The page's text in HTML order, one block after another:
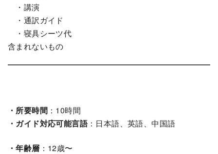
・講演
・通訳ガイド
・寝具シーツ代
含まれないもの
・所要時間 ：10時間
・ガイド対応可能言語：日本語、英語、中国語
・年齢層 ：12歳〜